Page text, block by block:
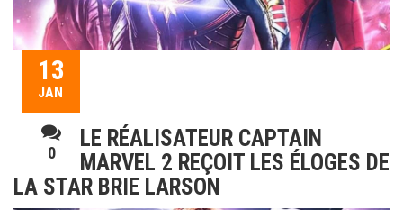
13
JAN
0
LE RÉALISATEUR CAPTAIN
MARVEL 2 REÇOIT LES ÉLOGES DE
LA STAR BRIE LARSON